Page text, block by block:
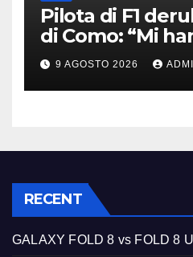
Pilota di F1
di Como: “Mi
via tutto”
9 AGOSTO 2026
RECENT
GALAXY FOLD 8 vs FOLD 8